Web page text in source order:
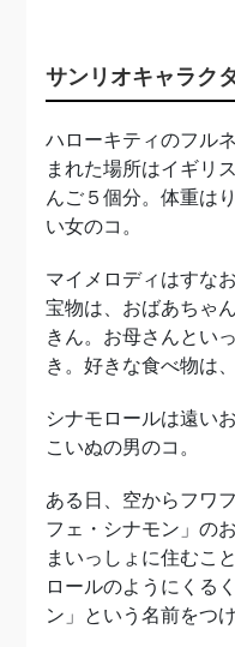
サンリオキャラク
ハローキティのフル
まれた場所はイギリ
んご５個分。体重は
い女のコ。
マイメロディはすな
宝物は、おばあちゃ
きん。お母さんとい
き。好きな食べ物は
シナモロールは遠い
こいぬの男のコ。
ある日、空からフワ
フェ・シナモン」の
まいっしょに住むこ
ロールのようにくる
ン」という名前をつ